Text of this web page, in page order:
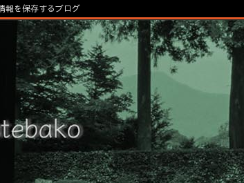
報を保存するブログ